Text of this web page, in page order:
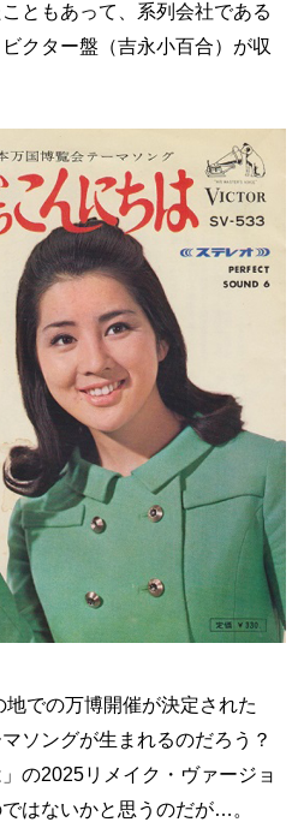
ともあって、系列会社である
クター盤（吉永小百合）が収
での万博開催が決定された
ソングが生まれるのだろう？
の2025リメイク・ヴァージョ
はないかと思うのだが…。